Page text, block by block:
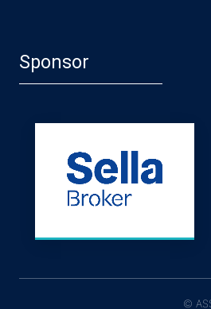
Sponsor
©